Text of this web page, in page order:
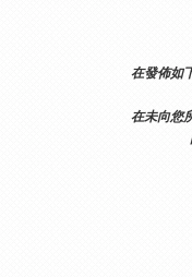
在發佈如
在未向您